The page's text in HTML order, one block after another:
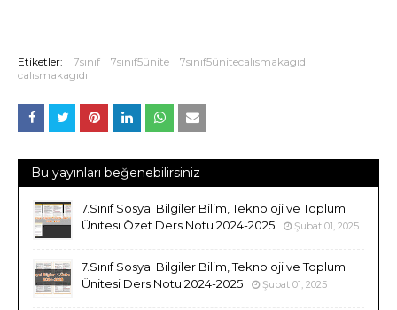
Etiketler: 7sınıf 7sınıf5ünite
7sınıf5ünitecalısmakagıdı
calısmakagıdı
Bu yayınları beğenebilirsiniz
7.Sınıf Sosyal Bilgiler Bilim, Teknoloji ve Toplum
Ünitesi Özet Ders Notu 2024-2025
Şubat 01, 2025
7.Sınıf Sosyal Bilgiler Bilim, Teknoloji ve Toplum
Ünitesi Ders Notu 2024-2025
Şubat 01, 2025